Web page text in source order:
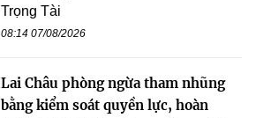
Trọng Tài
08:14 07/08/2026
Lai Châu phòng ngừa tham nhũng
bằng kiểm soát quyền lực, hoàn